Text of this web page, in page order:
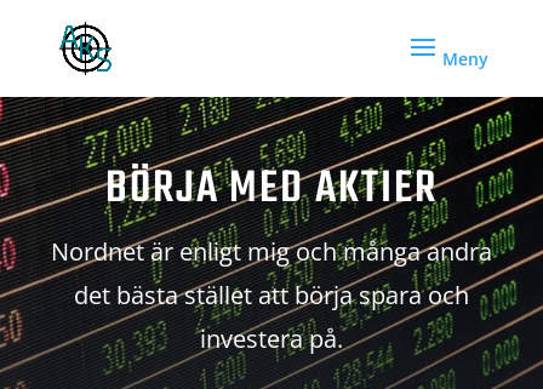
BÖRJA MED AKTIER
Nordnet är enligt mig och många andra
det bästa stället att börja spara och
investera på.